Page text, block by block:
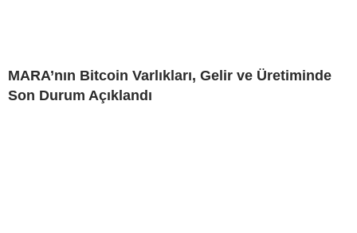
MARA’nın Bitcoin Varlıkları, Gelir ve Üretiminde
Son Durum Açıklandı